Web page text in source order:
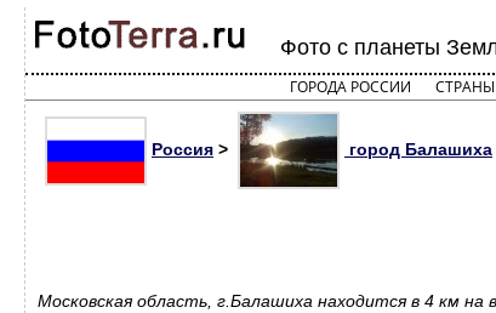
Фото с планеты
ГОРОДА РОССИИ
Россия > город Балашиха
Московская область, г.Балашиха находится в 4 км